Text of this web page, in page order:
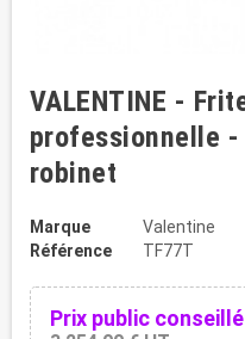
VALENTINE -
professionnelle -
robinet
Marque
Valentine
Référence
TF77T
Prix public